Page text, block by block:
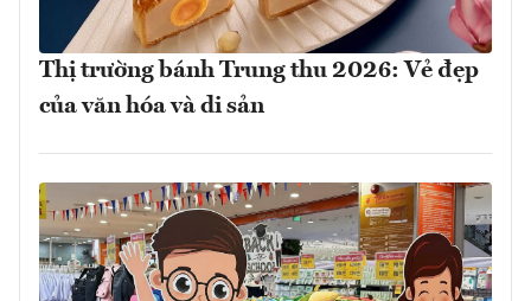
Thị trường bánh Trung thu 2026: Vẻ đẹp
của văn hóa và di sản